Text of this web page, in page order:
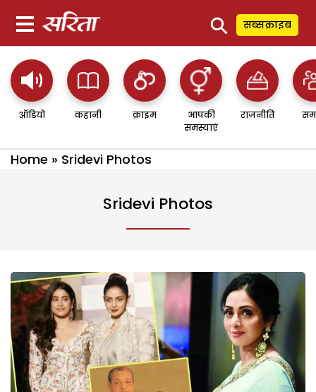
⚲ सब्सक्राइब
ऑडियो कहानी क्राइम
आपकी
समस्याएं
राजनीति
Home » Sridevi Photos
Sridevi Photos